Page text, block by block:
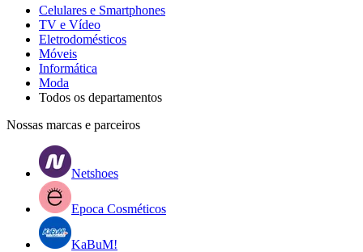
Celulares e Smartphones
TV e Vídeo
Eletrodomésticos
Móveis
Informática
Moda
Todos os departamentos
Nossas marcas e parceiros
Netshoes
Epoca Cosméticos
KaBuM!